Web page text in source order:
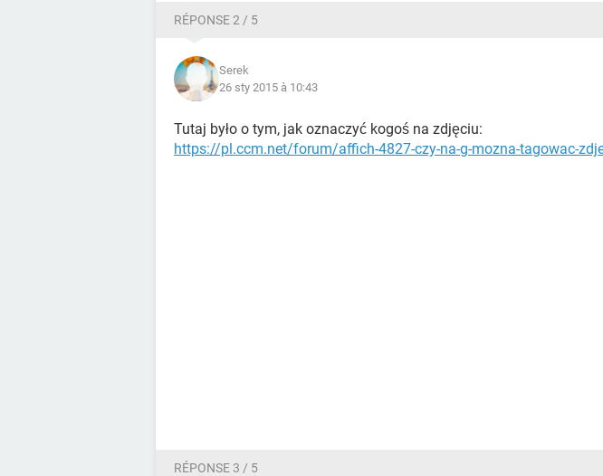
RÉPONSE 2 / 5
Serek
26 sty 2015 à 10:43
Tutaj było o tym, jak oznaczyć kogoś na zdjęciu:
https://pl.ccm.net/forum/affich-4827-czy-na-g-mozna-tagowac-
RÉPONSE 3 / 5